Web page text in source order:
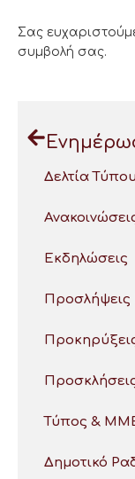
Σας
συμβολή σας.
Δελτία Τύπου
Εκδηλώσεις
Τύπος &
Δημοτικό